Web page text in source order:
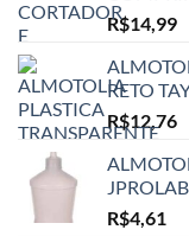
R$14,99
RETO
R$12,76
JPROLAB
R$4,61